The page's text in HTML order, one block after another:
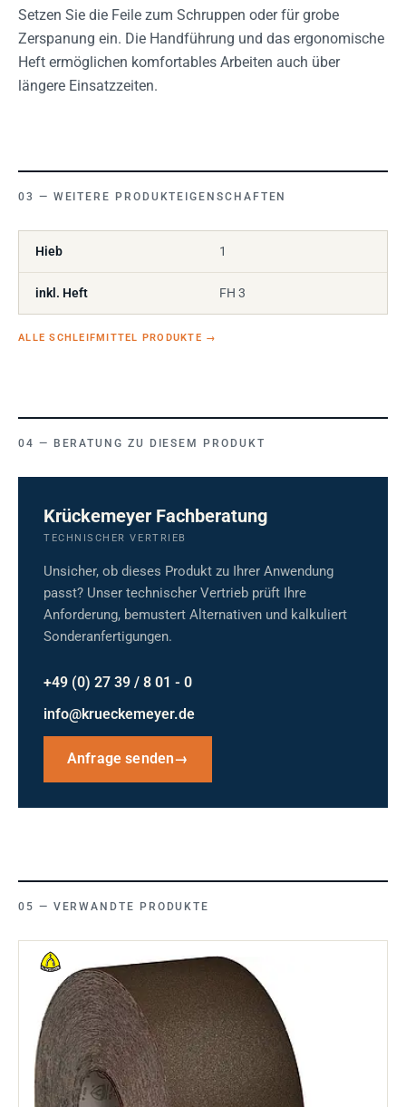
Setzen Sie die Feile zum Schruppen oder für grobe
Zerspanung ein. Die Handführung und das ergonomische
Heft ermöglichen komfortables Arbeiten auch über
längere Einsatzzeiten.
WEITERE PRODUKTEIGENSCHAFTEN
Hieb 1
inkl. Heft FH 3
ALLE SCHLEIFMITTEL PRODUKTE →
BERATUNG ZU DIESEM PRODUKT
Krückemeyer Fachberatung
TECHNISCHER VERTRIEB
Unsicher, ob dieses Produkt zu Ihrer Anwendung
passt? Unser technischer Vertrieb prüft Ihre
Anforderung, bemustert Alternativen und kalkuliert
Sonderanfertigungen.
+49 (0) 27 39 / 8 01 - 0
info@krueckemeyer.de
Anfrage senden→
VERWANDTE PRODUKTE